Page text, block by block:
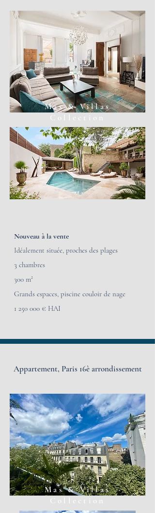
Mas & Villas
Collection
Nouveau à la vente
Idéalement située, proches des plages
3 chambres
300 m²
Grands espaces, piscine couloir de nage
1 250 000 € HAI
Appartement, Paris 16è arrondissement
Mas & Villas
Collection